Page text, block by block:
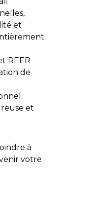
et
REER
de
et
à
votre